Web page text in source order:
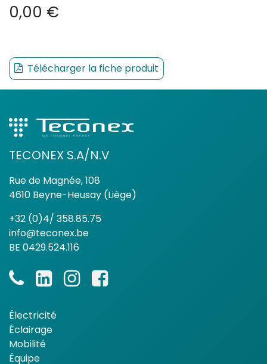
0,00 €
Télécharger la fiche produit
TECONEX S.A/N.V
Rue de Magnée, 108
4610 Beyne-Heusay (Liège)
+32 (0)4/ 358.85.75
info@teconex.be
BE 0429.524.116
Électricité
Éclairage
Mobilité
Équipe